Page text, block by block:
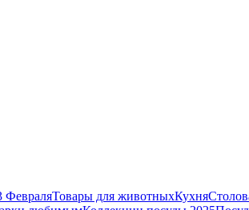
ФевраляТовары для животныхКухня